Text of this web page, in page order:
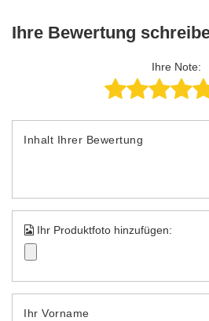
Ihre Bewertung
Ihre Note:
Inhalt Ihrer Bewertung
Ihr Produktfoto hinzufügen:
Ihr Vorname